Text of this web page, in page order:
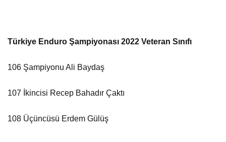
Türkiye Enduro Şampiyonası 2022 Veteran Sınıfı
106 Şampiyonu Ali Baydaş
107 İkincisi Recep Bahadır Çaktı
108 Üçüncüsü Erdem Gülüş